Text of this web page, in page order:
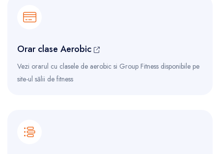
Orar clase Aerobic
Vezi orarul cu clasele de aerobic si Group Fitness disponibile pe
site-ul sălii de fitness